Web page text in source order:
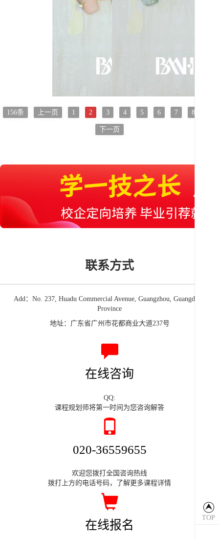
TOP
156条 上一页 1 2 3 4 5 6 7 8
下一页
联系方式
Add：No. 237, Huadu Commercial Avenue, Guangzhou, Guangdong
Province
地址：广东省广州市花都商业大道237号
在线咨询
QQ:
课程规划师将第一时间为您咨询解答
020-36559655
欢迎您拨打全国咨询热线
拨打上方的电话号码，了解更多课程详情
在线报名